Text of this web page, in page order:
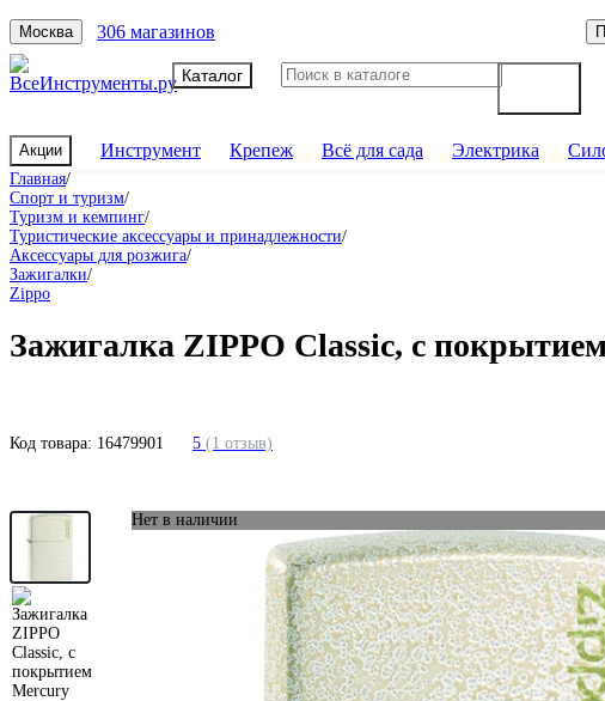
Москва 306 магазинов
Каталог
Акции Инструмент Крепеж Всё для сада Электрика
Главная/
Спорт и туризм/
Туризм и кемпинг/
Туристические аксессуары и принадлежности/
Аксессуары для розжига/
Зажигалки/
Zippo
Зажигалка ZIPPO Classic, с
Код товара: 16479901 5 (1 отзыв)
Нет в наличии